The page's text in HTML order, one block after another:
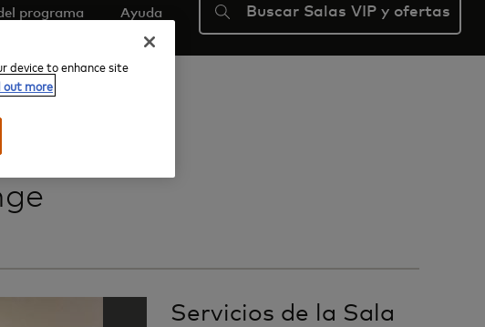
programa Ayuda Buscar Salas VIP y ofertas
Servicios de la Sala
device to enhance site
out more